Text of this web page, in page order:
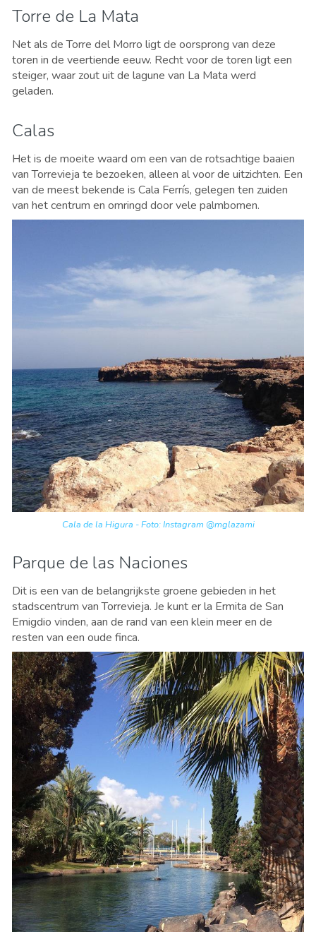
Torre de La Mata
Net als de Torre del Morro ligt de oorsprong van deze
toren in de veertiende eeuw. Recht voor de toren ligt een
steiger, waar zout uit de lagune van La Mata werd
geladen.
Calas
Het is de moeite waard om een van de rotsachtige baaien
van Torrevieja te bezoeken, alleen al voor de uitzichten. Een
van de meest bekende is Cala Ferrís, gelegen ten zuiden
van het centrum en omringd door vele palmbomen.
Cala de la Higura - Foto: Instagram @mglazami
Parque de las Naciones
Dit is een van de belangrijkste groene gebieden in het
stadscentrum van Torrevieja. Je kunt er la Ermita de San
Emigdio vinden, aan de rand van een klein meer en de
resten van een oude finca.